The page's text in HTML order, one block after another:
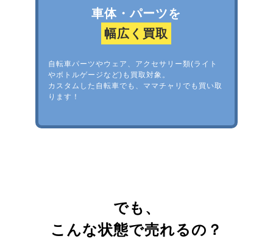
車体・パーツを
幅広く買取
自転車パーツやウェア、アクセサリー類(ライト
やボトルゲージなど)も買取対象。
カスタムした自転車でも、ママチャリでも買い取
ります！
でも、
こんな状態で売れるの？